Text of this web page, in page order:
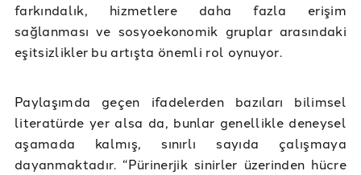
farkındalık, hizmetlere daha fazla erişim
sağlanması ve sosyoekonomik gruplar arasındaki
eşitsizlikler bu artışta önemli rol oynuyor.
Paylaşımda geçen ifadelerden bazıları bilimsel
literatürde yer alsa da, bunlar genellikle deneysel
aşamada kalmış, sınırlı sayıda çalışmaya
dayanmaktadır. “Pürinerjik sinirler üzerinden hücre